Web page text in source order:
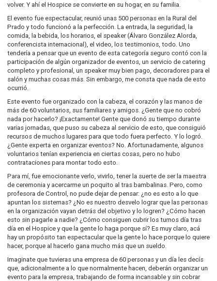
volver. Y ahí el Hospice se convierte en su hogar, en su familia.
El evento fue espectacular, reunió unas 500 personas en la Rural del
Prado y todo funcionó a la perfección. La entrada, la seguridad, la
comida, la bebida, los horarios, el speaker (Álvaro González Alorda,
conferencista internacional), el video, los testimonios, todo. Uno
tendería a pensar que un evento de esta categoría seguro contó con la
participación de algún organizador de eventos, un servicio de catering
completo y profesional, un speaker muy bien pago, decoradores para el
salón y muchas cosas más. Sin embargo, me consta que nada de esto
ocurrió.
Este evento fue organizado con la cabeza, el corazón y las manos de
más de 60 voluntarios, sus familiares y amigos. ¿Gente que no cobró
nada por hacerlo? ¡Exactamente! Gente que donó su tiempo durante
varias jornadas, que puso su cabeza al servicio de esto, que consiguió
recursos de muchos lugares para que todo fuera perfecto. Y lo logró.
¿Gente experta en organizar eventos? No. Afortunadamente, algunos
voluntarios tenían experiencia en ciertas cosas, pero no hubo
contrataciones para montar todo esto.
Para mí, fue emocionante verlo, vivirlo, tener la suerte de ser la maestra
de ceremonia y acercarme un poquito al tras bambalinas. Pero, como
profesora de Control, no pude dejar de pensar: ¿no es esto a lo que
apuntan los sistemas? ¿No es nuestro desvelo lograr que las personas
en la organización vayan detrás del objetivo y lo logren? ¿Cómo hacen
esto sin pagarle a nadie? ¿Cómo consiguen cubrir los turnos día tras
día en el Hospice y que la gente lo haga porque sí? Es muy claro, acá
hay un propósito tan espectacular que la gente lo hace porque lo quiere
hacer, porque al hacerlo gana mucho más que un sueldo.
Imaginate que tuvieras una empresa de 60 personas y un día les decís
que, adicionalmente a lo que normalmente hacen, deberán organizar un
evento para la empresa, trabajando de forma incansable y sin cobrar